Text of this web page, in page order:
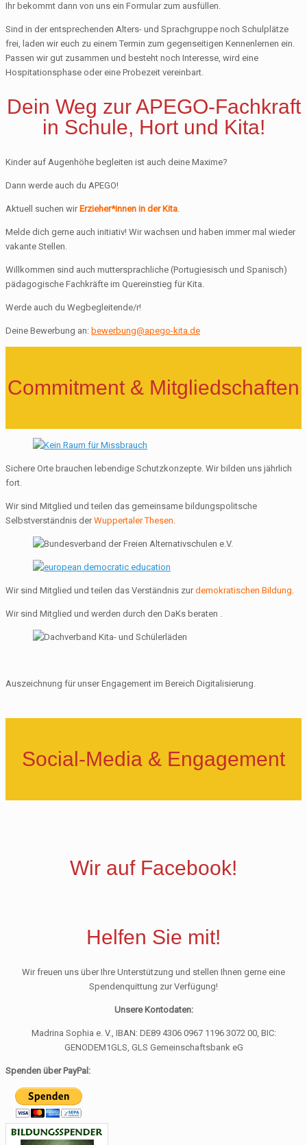
Ihr bekommt dann von uns ein Formular zum ausfüllen.
Sind in der entsprechenden Alters- und Sprachgruppe noch Schulplätze
frei, laden wir euch zu einem Termin zum gegenseitigen Kennenlernen ein.
Passen wir gut zusammen und besteht noch Interesse, wird eine
Hospitationsphase oder eine Probezeit vereinbart.
Dein Weg zur APEGO-Fachkraft
in Schule, Hort und Kita!
Kinder auf Augenhöhe begleiten ist auch deine Maxime?
Dann werde auch du APEGO!
Aktuell suchen wir Erzieher*innen in der Kita.
Melde dich gerne auch initiativ! Wir wachsen und haben immer mal wieder
vakante Stellen.
Willkommen sind auch muttersprachliche (Portugiesisch und Spanisch)
pädagogische Fachkräfte im Quereinstieg für Kita.
Werde auch du Wegbegleitende/r!
Deine Bewerbung an: bewerbung@apego-kita.de
Commitment & Mitgliedschaften
Sichere Orte brauchen lebendige Schutzkonzepte. Wir bilden uns jährlich
fort.
Wir sind Mitglied und teilen das gemeinsame bildungspolitsche
Selbstverständnis derWuppertaler Thesen
Wir sind Mitglied und teilen das Verständnis zurdemokratischen Bildung
Wir sind Mitglied und werden durch den DaKs beraten .
Auszeichnung für unser Engagement im Bereich Digitalisierung.
Social-Media & Engagement
Wir auf Facebook!
Helfen Sie mit!
Wir freuen uns über Ihre Unterstützung und stellen Ihnen gerne eine
Spendenquittung zur Verfügung!
Unsere Kontodaten:
Madrina Sophia e. V., IBAN: DE89 4306 0967 1196 3072 00, BIC:
GENODEM1GLS, GLS Gemeinschaftsbank eG
Spenden über PayPal: